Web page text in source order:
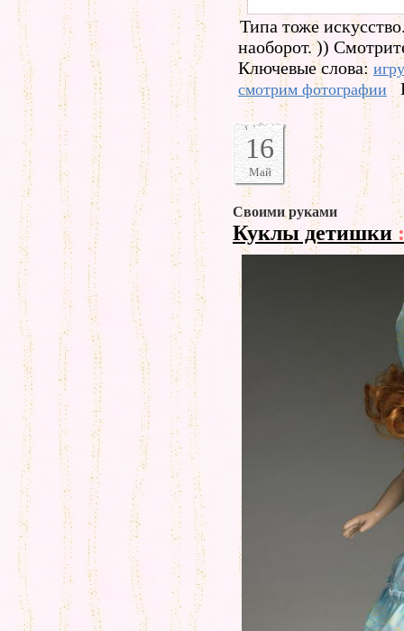
Типа тоже
наоборот. ))
Ключевые слова:
смотрим фотографии
16
Май
Своими руками
Куклы детишки